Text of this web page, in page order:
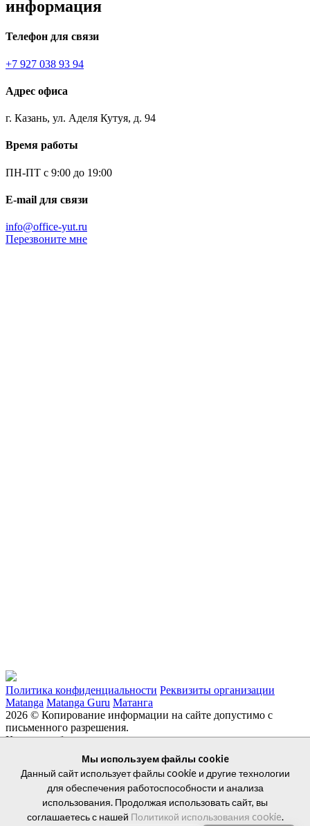
информация
Телефон для связи
+7 927 038 93 94
Адрес офиса
г. Казань, ул. Аделя Кутуя, д. 94
Время работы
ПН-ПТ с 9:00 до 19:00
E-mail для связи
info@office-yut.ru
Перезвоните мне
Политика конфиденциальности Реквизиты организации
Matanga Matanga Guru Матанга
2026 © Копирование информации на сайте допустимо с
письменного разрешения.
Каталог мебели
Журнальные
Кабинеты руководителя
Кресла для руководителей Металлическая мебель Мягкая
Рабочие места для сотрудников
+7 927 038 93 94
Мы используем файлы cookie
Данный сайт использует файлы cookie и другие технологии
для обеспечения работоспособности и анализа
использования. Продолжая использовать сайт, вы
соглашаетесь с нашей Политикой использования cookie.